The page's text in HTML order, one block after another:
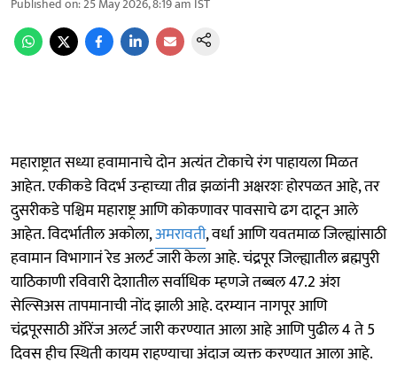
महाराष्ट्रात सध्या हवामानाचे दोन अत्यंत टोकाचे रंग पाहायला मिळत
आहेत. एकीकडे विदर्भ उन्हाच्या तीव्र झळांनी अक्षरशः होरपळत आहे, तर
दुसरीकडे पश्चिम महाराष्ट्र आणि कोकणावर पावसाचे ढग दाटून आले
आहेत. विदर्भातील अकोला,अमरावती, वर्धा आणि यवतमाळ जिल्ह्यांसाठी
हवामान विभागानं रेड अलर्ट जारी केला आहे. चंद्रपूर जिल्ह्यातील ब्रह्मपुरी
याठिकाणी रविवारी देशातील सर्वाधिक म्हणजे तब्बल 47.2 अंश
सेल्सिअस तापमानाची नोंद झाली आहे. दरम्यान नागपूर आणि
चंद्रपूरसाठी ऑरेंज अलर्ट जारी करण्यात आला आहे आणि पुढील 4 ते 5
दिवस हीच स्थिती कायम राहण्याचा अंदाज व्यक्त करण्यात आला आहे.